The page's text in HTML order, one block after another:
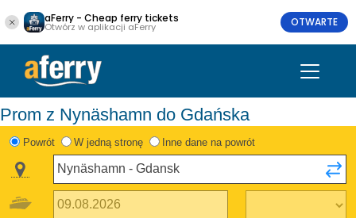
aFerry - Cheap ferry tickets
Otwórz w aplikacji aFerry OTWARTE
Prom z Nynäshamn do Gdańska
Powrót W jedną stronę Inne dane na powrót